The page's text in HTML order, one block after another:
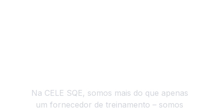
Na CELE SQE, somos mais do que apenas
um fornecedor de treinamento – somos